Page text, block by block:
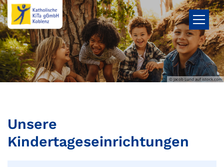
Zum Inhalt springen
© Jacob Lund auf istock.com
Unsere
Kindertageseinrichtungen